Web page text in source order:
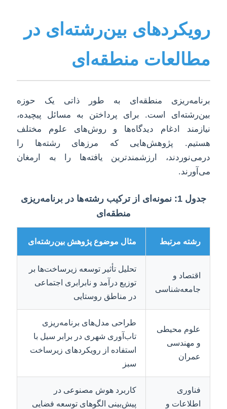
رویکردهای بین‌رشته‌ای در
مطالعات منطقه‌ای
برنامه‌ریزی منطقه‌ای به طور ذاتی یک حوزه
بین‌رشته‌ای است. برای پرداختن به مسائل پیچیده،
نیازمند ادغام دیدگاه‌ها و روش‌های علوم مختلف
هستیم. پژوهش‌هایی که مرزهای رشته‌ها را
درمی‌نوردند، ارزشمندترین یافته‌ها را به ارمغان
می‌آورند.
جدول 1: نمونه‌ای از ترکیب رشته‌ها در برنامه‌ریزی
منطقه‌ای
رشته مرتبط مثال موضوع پژوهش بین‌رشته‌ای
اقتصاد و
جامعه‌شناسی
تحلیل تأثیر توسعه زیرساخت‌ها بر
توزیع درآمد و نابرابری اجتماعی
در مناطق روستایی
علوم محیطی
و مهندسی
عمران
طراحی مدل‌های برنامه‌ریزی
تاب‌آوری شهری در برابر سیل با
استفاده از رویکردهای زیرساخت
سبز
فناوری
اطلاعات و
کاربرد هوش مصنوعی در
پیش‌بینی الگوهای توسعه فضایی